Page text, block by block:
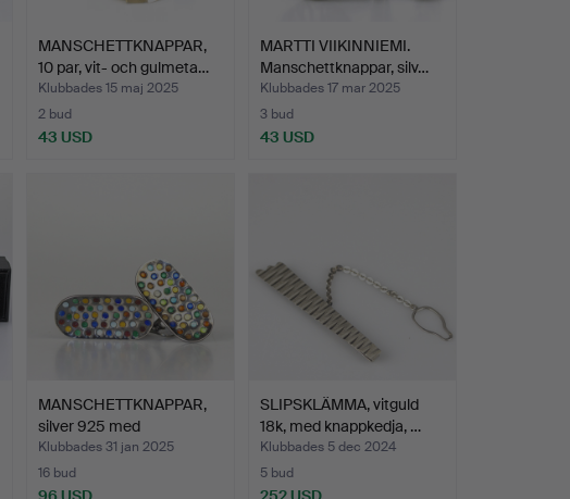
MANSCHETTKNAPPAR,
10 par, vit- och gulmeta…
Klubbades 15 maj 2025
2 bud
43 USD
MARTTI VIIKINNIEMI.
Manschettknappar, silv…
Klubbades 17 mar 2025
3 bud
43 USD
MANSCHETTKNAPPAR,
silver 925 med
emaljerad…
Klubbades 31 jan 2025
16 bud
SLIPSKLÄMMA, vitguld
18k, med knappkedja, …
Klubbades 5 dec 2024
5 bud